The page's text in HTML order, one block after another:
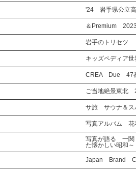
'24 岩手県公立
＆Premium
岩手のトリセツ
キッズペディア
CREA Due 47都
ご当地絶景東北
サ旅 サウナ＆ス
写真アルバム 花
写真が語る 一関
た懐かしい昭和～
Japan Brand